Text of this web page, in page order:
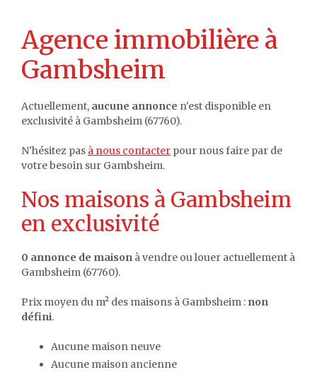
Agence immobilière à
Gambsheim
Actuellement, aucune annonce n'est disponible en
exclusivité à Gambsheim (67760).
N'hésitez pas à nous contacter pour nous faire par de
votre besoin sur Gambsheim.
Nos maisons à Gambsheim
en exclusivité
0 annonce de maison à vendre ou louer actuellement à
Gambsheim (67760).
Prix moyen du m² des maisons à Gambsheim : non
défini.
Aucune maison neuve
Aucune maison ancienne